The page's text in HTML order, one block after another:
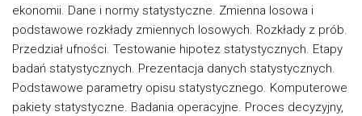
ekonomii. Dane i normy statystyczne. Zmienna losowa i
podstawowe rozkłady zmiennych losowych. Rozkłady z prób.
Przedział ufności. Testowanie hipotez statystycznych. Etapy
badań statystycznych. Prezentacja danych statystycznych.
Podstawowe parametry opisu statystycznego. Komputerowe
pakiety statystyczne. Badania operacyjne. Proces decyzyjny,